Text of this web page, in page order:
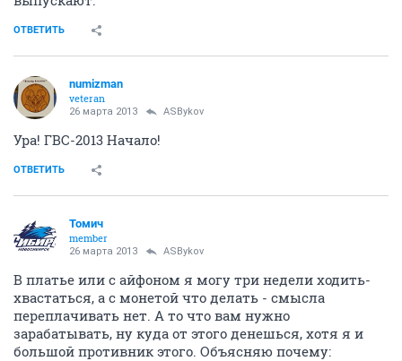
ОТВЕТИТЬ
numizman
veteran
26 марта 2013 ASBykov
Ура! ГВС-2013 Начало!
ОТВЕТИТЬ
Томич
member
26 марта 2013 ASBykov
В платье или с айфоном я могу три недели ходить-
хвастаться, а с монетой что делать - смысла
переплачивать нет. А то что вам нужно
зарабатывать, ну куда от этого денешься, хотя я и
большой противник этого. Объясняю почему: